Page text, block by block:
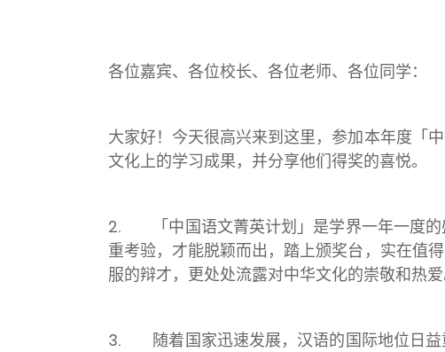
各位嘉宾、各位校长、各位老师、各位同学：
大家好！今天很高兴来到这里，参加本年度「
文化上的学习成果，并分享他们得奖的喜悦。
2. 「中国语文菁英计划」是学界一年一度的
重考验，才能脱颖而出，踏上颁奖台，实在值
服的辩才，更处处流露对中华文化的崇敬和热
3. 随着国家迅速发展，汉语的国际地位日益